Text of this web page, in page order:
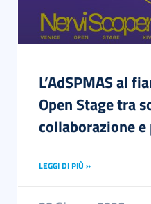
L’AdSPMAS al
Open Stage tra
collaborazione
LEGGI DI PIÙ »